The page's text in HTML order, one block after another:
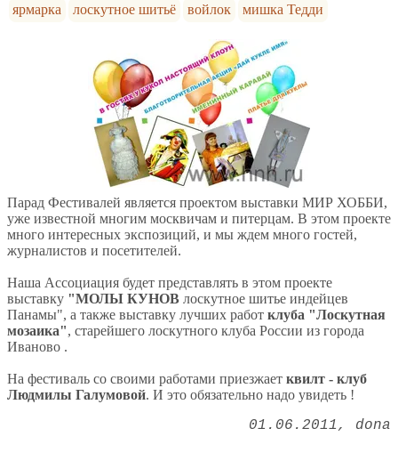
ярмарка
лоскутное шитьё войлок мишка Тедди
Парад Фестивалей является проектом выставки МИР ХОББИ,
уже известной многим москвичам и питерцам. В этом проекте
много интересных экспозиций, и мы ждем много гостей,
журналистов и посетителей.
Наша Ассоциация будет представлять в этом проекте
выставку "МОЛЫ КУНОВ лоскутное шитье индейцев
Панамы", а также выставку лучших работ клуба "Лоскутная
мозаика", старейшего лоскутного клуба России из города
Иваново .
На фестиваль со своими работами приезжает квилт - клуб
Людмилы Галумовой. И это обязательно надо увидеть !
01.06.2011 dona